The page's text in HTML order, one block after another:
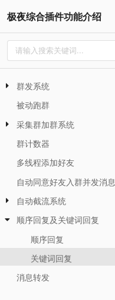
极夜综合插件功能介绍
群发系统
被动跑群
采集群加群系统
群计数器
多线程添加好友
自动同意好友入群并发消息
自动截流系统
顺序回复及关键词回复
顺序回复
关键词回复
消息转发